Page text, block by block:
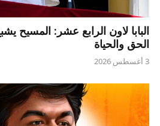
البابا لاون الرابع عشر: المسيح
الحق والحياة
3 أغسطس 2026